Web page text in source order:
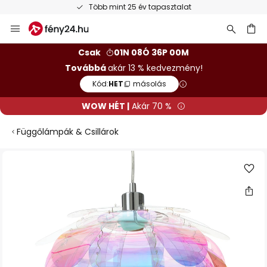
Több mint 25 év tapasztalat
Ugrás
a
Csak
01N 08Ó 36P 00M
Továbbáakár 13 % kedvezmény!
Kód:HET másolás
WOW HÉT | Akár 70 %
Függőlámpák & Csillárok